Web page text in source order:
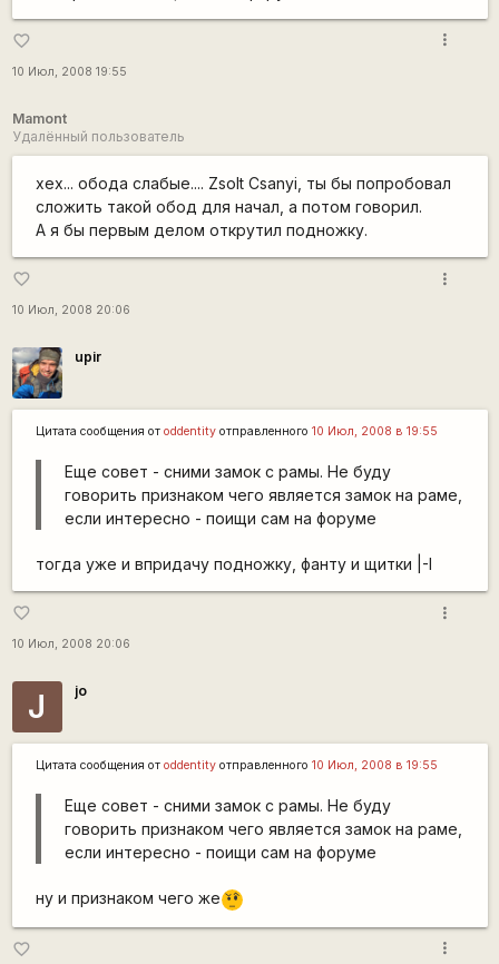
favorite_border
10 Июл, 2008 19:55
more_vert
Mamont
Удалённый пользователь
хех... обода слабые.... Zsolt Csanyi, ты бы попробовал
сложить такой обод для начал, а потом говорил.
А я бы первым делом открутил подножку.
favorite_border
10 Июл, 2008 20:06
more_vert
upir
Цитата сообщения от oddentityотправленного 10 Июл, 2008 в 19:55
Еще совет - сними замок с рамы. Не буду
говорить признаком чего является замок на раме,
если интересно - поищи сам на форуме
тогда уже и впридачу подножку, фанту и щитки |-I
favorite_border
10 Июл, 2008 20:06
more_vert
J jo
Цитата сообщения от oddentityотправленного 10 Июл, 2008 в 19:55
Еще совет - сними замок с рамы. Не буду
говорить признаком чего является замок на раме,
если интересно - поищи сам на форуме
ну и признаком чего же???
favorite_border more_vert